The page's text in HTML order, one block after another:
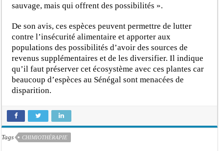
sauvage, mais qui offrent des possibilités ».
De son avis, ces espèces peuvent permettre de lutter
contre l’insécurité alimentaire et apporter aux
populations des possibilités d’avoir des sources de
revenus supplémentaires et de les diversifier. Il indique
qu’il faut préserver cet écosystème avec ces plantes car
beaucoup d’espèces au Sénégal sont menacées de
disparition.
Tags CHIMIOTHÉRAPIE